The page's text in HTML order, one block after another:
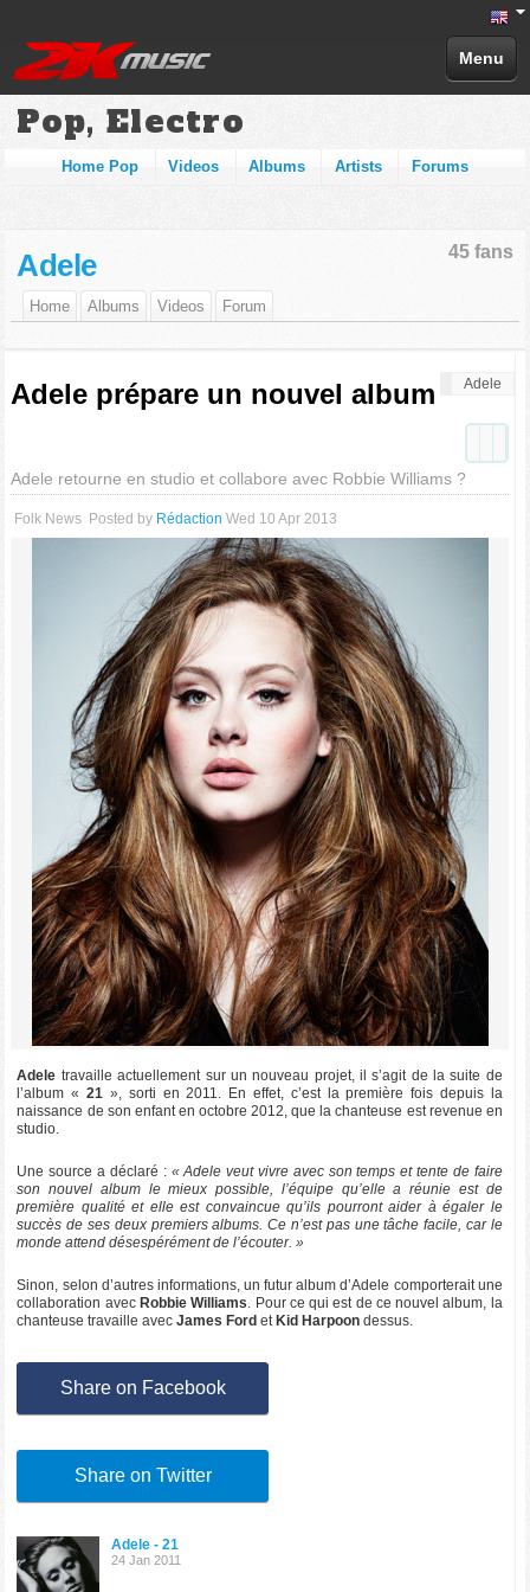
Menu
Pop, Electro
Home Pop Videos Albums Artists Forums
45 fans
Adele
Home Albums Videos Forum
Adele
Adele prépare un nouvel album
Adele retourne en studio et collabore avec Robbie Williams ?
Folk News Posted by Rédaction Wed 10 Apr 2013
Adele travaille actuellement sur un nouveau projet, il s’agit de la suite de
l’album «21 », sorti en 2011. En effet, c’est la première fois depuis la
naissance de son enfant en octobre 2012, que la chanteuse est revenue en
studio.
Une source a déclaré : « Adele veut vivre avec son temps et tente de faire
son nouvel album le mieux possible, l’équipe qu’elle a réunie est de
première qualité et elle est convaincue qu’ils pourront aider à égaler le
succès de ses deux premiers albums. Ce n’est pas une tâche facile, car le
monde attend désespérément de l’écouter. »
Sinon, selon d’autres informations, un futur album d’Adele comporterait une
collaboration avec Robbie Williams. Pour ce qui est de ce nouvel album, la
chanteuse travaille avecJames Ford et Kid Harpoon dessus.
Share on Facebook
Share on Twitter
Adele - 21
24 Jan 2011